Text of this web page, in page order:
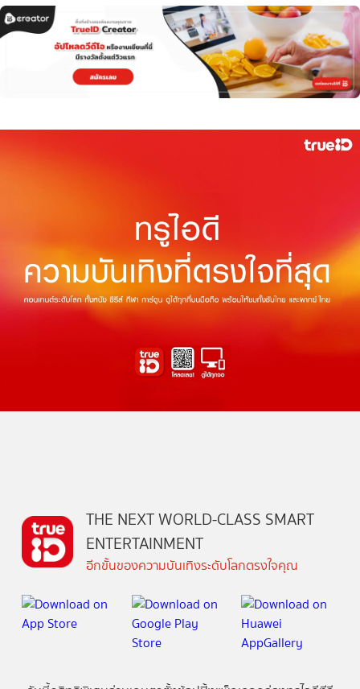
THE NEXT WORLD-CLASS SMART
ENTERTAINMENT
อีกขั้นของความบันเทิงระดับโลกตรงใจคุณ